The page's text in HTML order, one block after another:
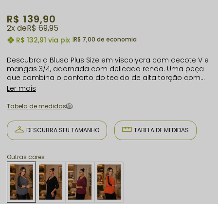
R$ 132,91 via pix |R$ 7,00 de economia
R$ 139,90
2x R$ 69,95
Descubra a Blusa Plus Size em viscolycra com decote V e
mangas 3/4, adornada com delicada renda. Uma peça
que combina o conforto do tecido de alta torção com
um toque de sofisticação, ideal para realçar a beleza
Ler mais
Tabela de medidas
DESCUBRA SEU TAMANHO TABELA DE MEDIDAS
Outras cores